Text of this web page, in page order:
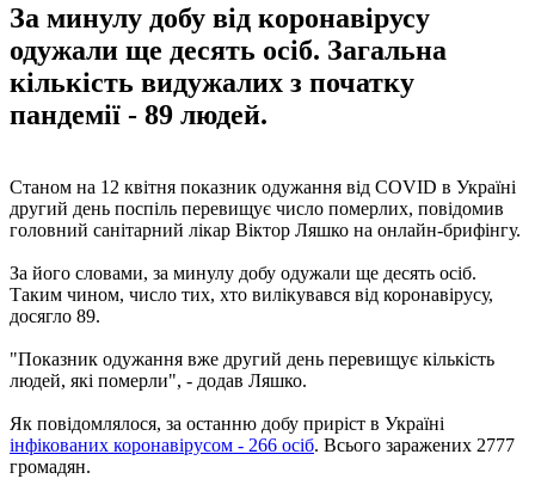
За минулу добу від коронавірусу
одужали ще десять осіб. Загальна
кількість видужалих з початку
пандемії - 89 людей.
Станом на 12 квітня показник одужання від COVID в Україні
другий день поспіль перевищує число померлих, повідомив
головний санітарний лікар Віктор Ляшко на онлайн-брифінгу.
За його словами, за минулу добу одужали ще десять осіб.
Таким чином, число тих, хто вилікувався від коронавірусу,
досягло 89.
"Показник одужання вже другий день перевищує кількість
людей, які померли", - додав Ляшко.
Як повідомлялося, за останню добу приріст в Україні
інфікованих коронавірусом - 266 осіб. Всього заражених 2777
громадян.